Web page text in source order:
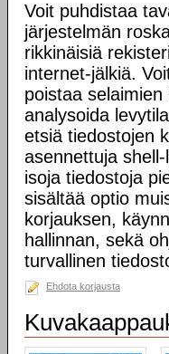
Voit puhdistaa
järjestelmän
rikkinäisiä
internet-jälkiä.
poistaa selaimien
analysoida
etsiä tiedostojen
asennettuja
isoja tiedostoja
sisältää optio
korjauksen,
hallinnan, sekä
turvallinen
Ehdota korjausta